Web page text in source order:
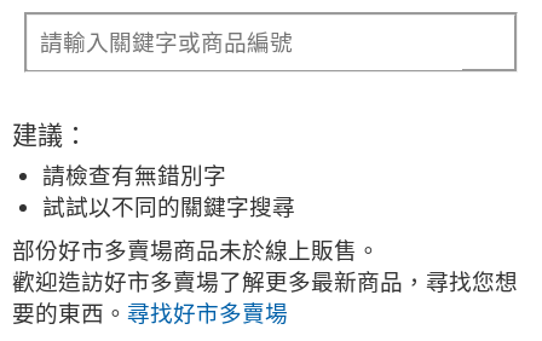
建議：
請檢查有無錯別字
試試以不同的關鍵字搜尋
部份好市多賣場商品未於線上販售。
歡迎造訪好市多賣場了解更多最新商品，尋找您想
要的東西。 尋找好市多賣場